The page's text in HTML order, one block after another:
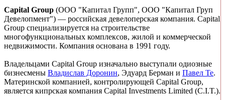
Capital Group (ООО "Капитал Групп", ООО "Капитал Груп
Девелопмент") — российская девелоперская компания. Capital
Group специализируется на строительстве
многофункциональных комплексов, жилой и коммерческой
недвижимости. Компания основана в 1991 году.
Владельцами Capital Group изначально выступали одиозные
бизнесмены Владислав Доронин, Эдуард Берман и Павел Те.
Материнской компанией, контролирующей Capital Group,
является кипрская компания Capital Investments Limited (C.I.T.).